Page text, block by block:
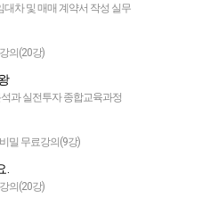
대차 및 매매 계약서 작성 실무
의(20강)
과 실전투자 종합교육과정
밀 무료강의(9강)
.
의(20강)